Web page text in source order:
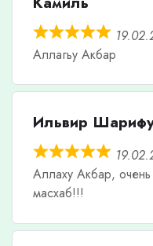
Аллагьу Акбар
Ильвир
Аллаху Акбар,
масхаб!!!